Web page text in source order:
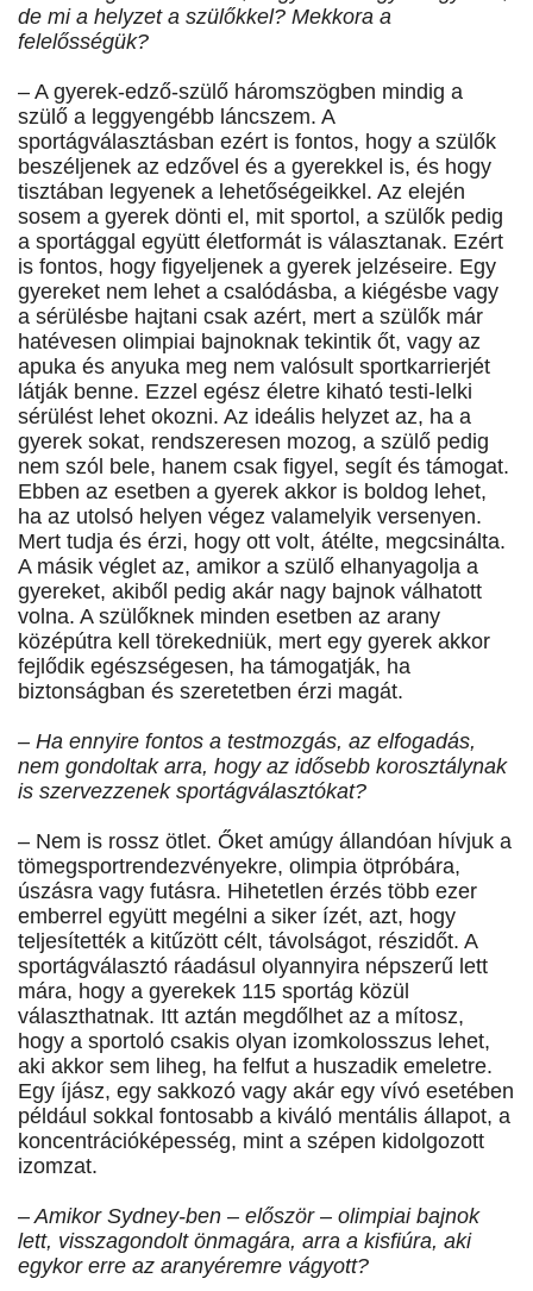
de mi a helyzet a szülőkkel? Mekkora a
felelősségük?
– A gyerek-edző-szülő háromszögben mindig a
szülő a leggyengébb láncszem. A
sportágválasztásban ezért is fontos, hogy a szülők
beszéljenek az edzővel és a gyerekkel is, és hogy
tisztában legyenek a lehetőségeikkel. Az elején
sosem a gyerek dönti el, mit sportol, a szülők pedig
a sportággal együtt életformát is választanak. Ezért
is fontos, hogy figyeljenek a gyerek jelzéseire. Egy
gyereket nem lehet a csalódásba, a kiégésbe vagy
a sérülésbe hajtani csak azért, mert a szülők már
hatévesen olimpiai bajnoknak tekintik őt, vagy az
apuka és anyuka meg nem valósult sportkarrierjét
látják benne. Ezzel egész életre kiható testi-lelki
sérülést lehet okozni. Az ideális helyzet az, ha a
gyerek sokat, rendszeresen mozog, a szülő pedig
nem szól bele, hanem csak figyel, segít és támogat.
Ebben az esetben a gyerek akkor is boldog lehet,
ha az utolsó helyen végez valamelyik versenyen.
Mert tudja és érzi, hogy ott volt, átélte, megcsinálta.
A másik véglet az, amikor a szülő elhanyagolja a
gyereket, akiből pedig akár nagy bajnok válhatott
volna. A szülőknek minden esetben az arany
középútra kell törekedniük, mert egy gyerek akkor
fejlődik egészségesen, ha támogatják, ha
biztonságban és szeretetben érzi magát.
– Ha ennyire fontos a testmozgás, az elfogadás,
nem gondoltak arra, hogy az idősebb korosztálynak
is szervezzenek sportágválasztókat?
– Nem is rossz ötlet. Őket amúgy állandóan hívjuk a
tömegsportrendezvényekre, olimpia ötpróbára,
úszásra vagy futásra. Hihetetlen érzés több ezer
emberrel együtt megélni a siker ízét, azt, hogy
teljesítették a kitűzött célt, távolságot, részidőt. A
sportágválasztó ráadásul olyannyira népszerű lett
mára, hogy a gyerekek 115 sportág közül
választhatnak. Itt aztán megdőlhet az a mítosz,
hogy a sportoló csakis olyan izomkolosszus lehet,
aki akkor sem liheg, ha felfut a huszadik emeletre.
Egy íjász, egy sakkozó vagy akár egy vívó esetében
például sokkal fontosabb a kiváló mentális állapot, a
koncentrációképesség, mint a szépen kidolgozott
izomzat.
– Amikor Sydney-ben – először – olimpiai bajnok
lett, visszagondolt önmagára, arra a kisfiúra, aki
egykor erre az aranyéremre vágyott?